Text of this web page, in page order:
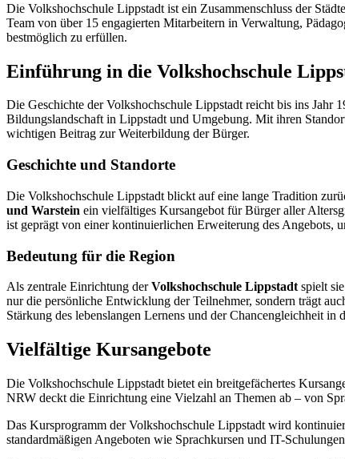
Die Volkshochschule Lippstadt ist ein Zusammenschluss der
Team von über 15 engagierten Mitarbeitern in Verwaltung,
bestmöglich zu erfüllen.
Einführung in die Volkshochschule
Die Geschichte der Volkshochschule Lippstadt reicht bis ins Jahr
Bildungslandschaft in Lippstadt und Umgebung. Mit ihren
wichtigen Beitrag zur Weiterbildung der Bürger.
Geschichte und Standorte
Die Volkshochschule Lippstadt blickt auf eine lange Tradition
und Warstein ein vielfältiges Kursangebot für Bürger aller
ist geprägt von einer kontinuierlichen Erweiterung des Angebots,
Bedeutung für die Region
Als zentrale Einrichtung derVolkshochschule Lippstadt spielt
nur die persönliche Entwicklung der Teilnehmer, sondern trägt
Stärkung des lebenslangen Lernens und der Chancengleichheit in
Vielfältige Kursangebote
Die Volkshochschule Lippstadt bietet ein breitgefächertes
NRW deckt die Einrichtung eine Vielzahl an Themen ab – von
Das Kursprogramm der Volkshochschule Lippstadt wird
standardmäßigen Angeboten wie Sprachkursen und IT-